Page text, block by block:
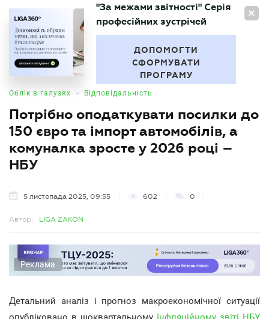
UA
БУХГАЛТЕР
"За межами звітності" Серія
професійних зустрічей
ДОПОМОГТИ
СФОРМУВАТИ
ПРОГРАМУ
Облік в галузях • Відповідальність
Потрібно оподаткувати посилки до
150 євро та імпорт автомобілів, а
комуналка зросте у 2026 році –
НБУ
5 листопада 2025, 09:55 602 0
Автор: LIGA ZAKON
Реклама
Детальний аналіз і прогноз макроекономічної ситуації